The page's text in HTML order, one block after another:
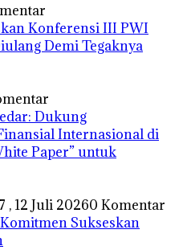
Konferensi III PWI
Demi Tegaknya
Dukung
Internasional di
Paper” untuk
, 12 Juli 20260 Komentar
Sukseskan